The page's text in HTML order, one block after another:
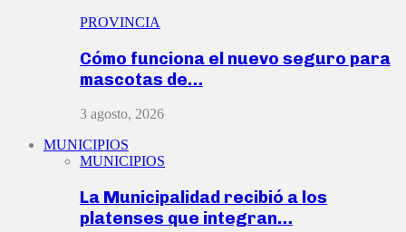
PROVINCIA
Cómo funciona el nuevo seguro para
mascotas de…
3 agosto, 2026
MUNICIPIOS
MUNICIPIOS
La Municipalidad recibió a los
platenses que integran…